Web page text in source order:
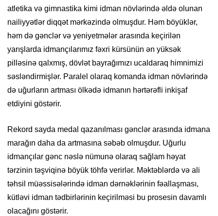
atletika və gimnastika kimi idman növlərində əldə olunan
nailiyyətlər diqqət mərkəzində olmuşdur. Həm böyüklər,
həm də gənclər və yeniyetmələr arasında keçirilən
yarışlarda idmançılarımız fəxri kürsünün ən yüksək
pilləsinə qalxmış, dövlət bayrağımızı ucaldaraq himnimizi
səsləndirmişlər. Paralel olaraq komanda idman növlərində
də uğurların artması ölkədə idmanın hərtərəfli inkişaf
etdiyini göstərir.
Rekord sayda medal qazanılması gənclər arasında idmana
marağın daha da artmasına səbəb olmuşdur. Uğurlu
idmançılar gənc nəslə nümunə olaraq sağlam həyat
tərzinin təşviqinə böyük töhfə verirlər. Məktəblərdə və ali
təhsil müəssisələrində idman dərnəklərinin fəallaşması,
kütləvi idman tədbirlərinin keçirilməsi bu prosesin davamlı
olacağını göstərir.